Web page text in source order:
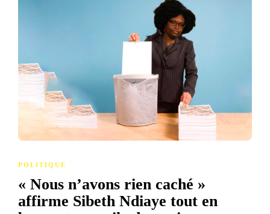
POLITIQUE
« Nous n’avons rien caché »
affirme Sibeth Ndiaye tout en